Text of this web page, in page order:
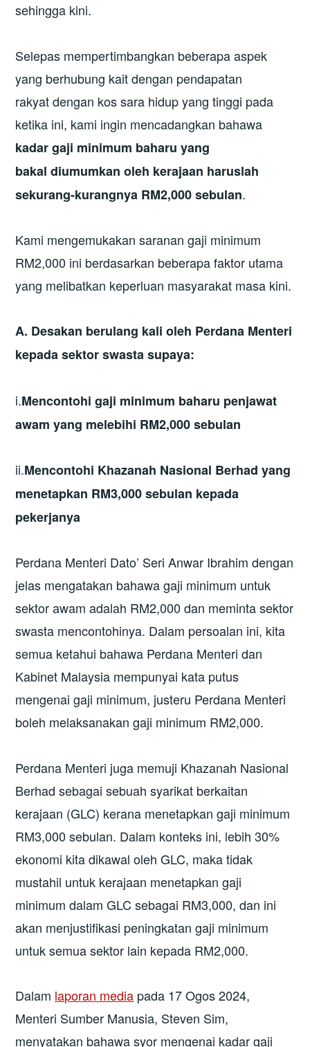
sehingga kini.
Selepas mempertimbangkan beberapa aspek
yang berhubung kait dengan pendapatan
rakyat dengan kos sara hidup yang tinggi pada
ketika ini, kami ingin mencadangkan bahawa
kadar gaji minimum baharu yang
bakal diumumkan oleh kerajaan haruslah
sekurang-kurangnya RM2,000sebulan.
Kami mengemukakan saranan gaji minimum
RM2,000 ini berdasarkan beberapa faktor utama
yang melibatkan keperluan masyarakat masa kini.
A. Desakan berulang kali oleh Perdana Menteri
kepada sektor swasta supaya:
i.Mencontohi gaji minimum baharu penjawat
awam yang melebihi RM2,000 sebulan
ii.Mencontohi Khazanah Nasional Berhad yang
menetapkan RM3,000 sebulan kepada
pekerjanya
Perdana Menteri Dato’ Seri Anwar Ibrahim dengan
jelas mengatakan bahawa gaji minimum untuk
sektor awam adalah RM2,000 dan meminta sektor
swasta mencontohinya. Dalam persoalan ini, kita
semua ketahui bahawa Perdana Menteri dan
Kabinet Malaysia mempunyai kata putus
mengenai gaji minimum, justeru Perdana Menteri
boleh melaksanakan gaji minimum RM2,000.
Perdana Menteri juga memuji Khazanah Nasional
Berhad sebagai sebuah syarikat berkaitan
kerajaan (GLC) kerana menetapkan gaji minimum
RM3,000 sebulan. Dalam konteks ini, lebih 30%
ekonomi kita dikawal oleh GLC, maka tidak
mustahil untuk kerajaan menetapkan gaji
minimum dalam GLC sebagai RM3,000, dan ini
akan menjustifikasi peningkatan gaji minimum
untuk semua sektor lain kepada RM2,000.
Dalam laporan media pada 17 Ogos 2024,
Menteri Sumber Manusia, Steven Sim,
menyatakan bahawa syor mengenai kadar gaji